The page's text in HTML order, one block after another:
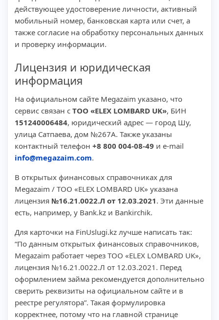
действующее удостоверение личности, активный
мобильный номер, банковская карта или счет, а
также согласие на обработку персональных данных
и проверку информации.
Лицензия и юридическая
информация
На официальном сайте Megazaim указано, что
сервис связан с ТОО «ELEX LOMBARD UK», БИН
151240006484, юридический адрес — город Шу,
улица Сатпаева, дом №267А. Также указаны
контактный телефон +8 800 004-08-49 и e-mail
info@megazaim.com.
В открытых финансовых справочниках для
Megazaim / ТОО «ELEX LOMBARD UK» указана
лицензия №16.21.0022.Л от 12.03.2021. Эти данные
есть, например, у Bank.kz и Bankirchik.
Для карточки на FinUslugi.kz лучше написать так:
“По данным открытых финансовых справочников,
Megazaim работает через ТОО «ELEX LOMBARD UK»,
лицензия №16.21.0022.Л от 12.03.2021. Перед
оформлением займа рекомендуется дополнительно
сверить реквизиты на официальном сайте и в
реестре регулятора”. Такая формулировка
корректнее, потому что на главной странице